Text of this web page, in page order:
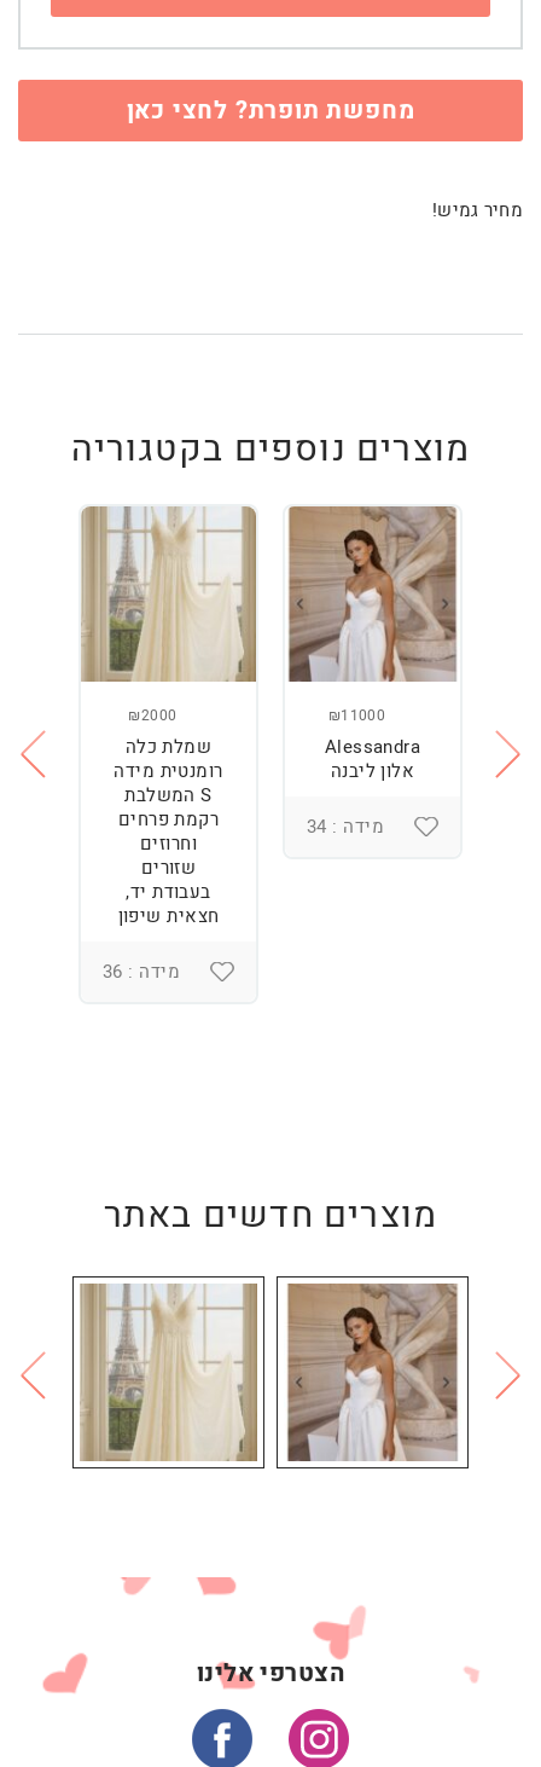
מחפשת תופרת? לחצי כאן
מחיר גמיש!
מוצרים נוספים בקטגוריה
₪11000
Alessandra
אלון ליבנה
מידה : 34
₪2000
שמלת כלה
רומנטית מידה
S המשלבת
רקמת פרחים
וחרוזים
שזורים
בעבודת יד,
חצאית שיפון
מידה : 36
מוצרים חדשים באתר
הצטרפי אלינו